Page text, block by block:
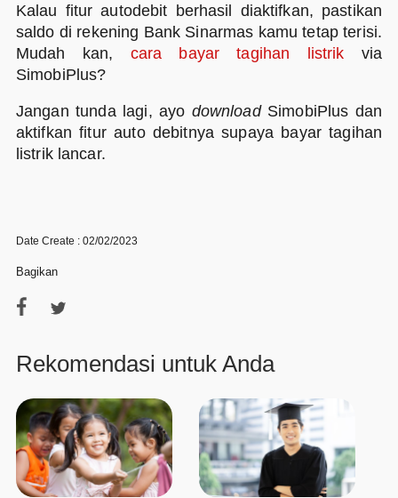
Kalau fitur autodebit berhasil diaktifkan, pastikan
saldo di rekening Bank Sinarmas kamu tetap terisi.
Mudah kan, cara bayar tagihan listrik via
SimobiPlus?
Jangan tunda lagi, ayo download SimobiPlus dan
aktifkan fitur auto debitnya supaya bayar tagihan
listrik lancar.
Date Create : 02/02/2023
Bagikan
Rekomendasi untuk Anda